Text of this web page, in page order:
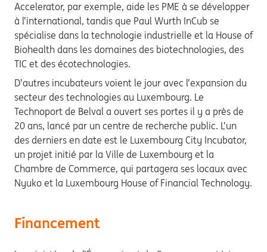
Accelerator, par exemple, aide les PME à se développer
à l’international, tandis que Paul Wurth InCub se
spécialise dans la technologie industrielle et la House of
Biohealth dans les domaines des biotechnologies, des
TIC et des écotechnologies.
D’autres incubateurs voient le jour avec l’expansion du
secteur des technologies au Luxembourg. Le
Technoport de Belval a ouvert ses portes il y a près de
20 ans, lancé par un centre de recherche public. L’un
des derniers en date est le Luxembourg City Incubator,
un projet initié par la Ville de Luxembourg et la
Chambre de Commerce, qui partagera ses locaux avec
Nyuko et la Luxembourg House of Financial Technology.
Financement